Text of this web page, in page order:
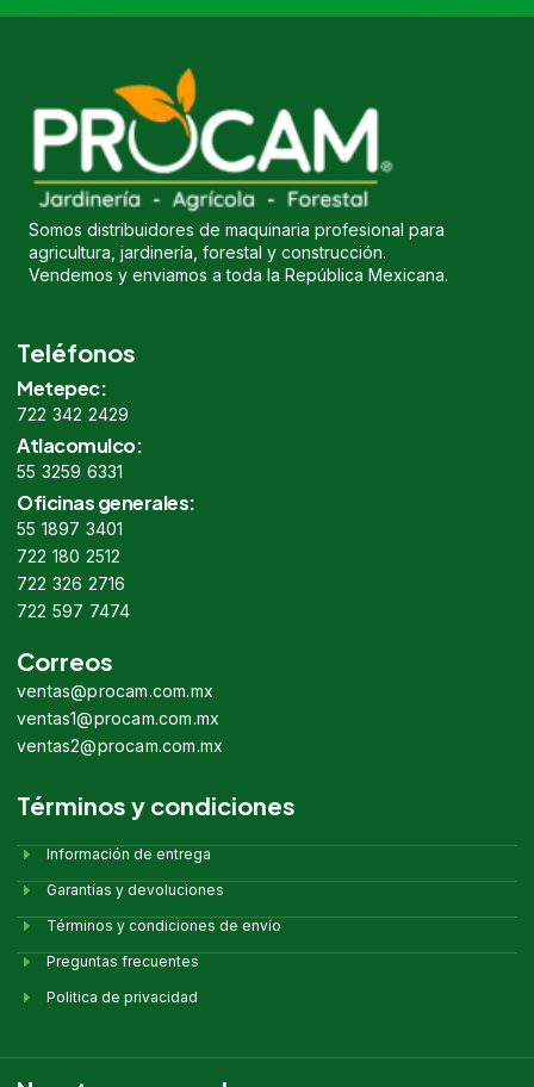
Somos distribuidores de maquinaria profesional para
agricultura, jardinería, forestal y construcción.
Vendemos y enviamos a toda la República Mexicana.
Teléfonos
Metepec:
722 342 2429
Atlacomulco:
55 3259 6331
Oficinas generales:
55 1897 3401
722 180 2512
722 326 2716
722 597 7474
Correos
ventas@procam.com.mx
ventas1@procam.com.mx
ventas2@procam.com.mx
Términos y condiciones
Información de entrega
Garantías y devoluciones
Términos y condiciones de envío
Preguntas frecuentes
Politica de privacidad